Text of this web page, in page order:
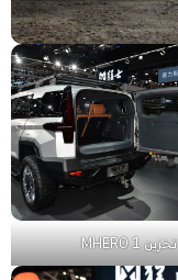
تخزين MHERO 1